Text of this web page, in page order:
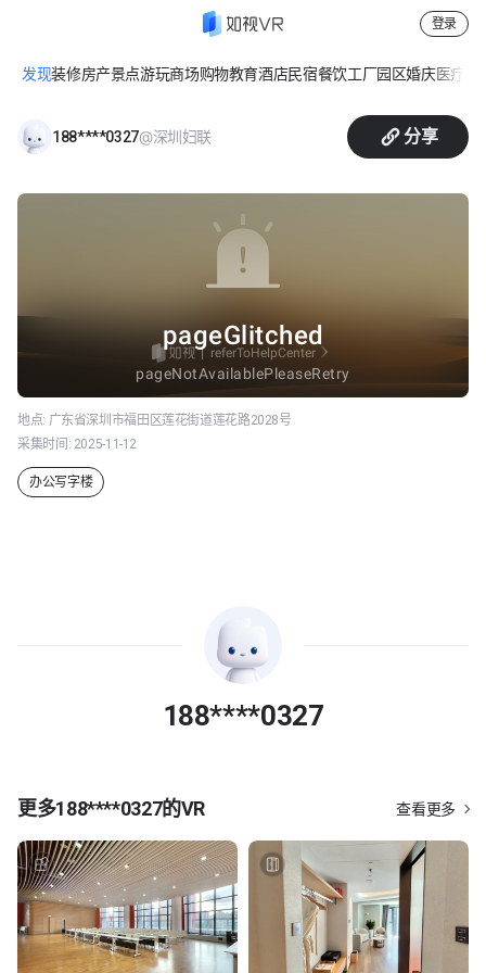
登录
发现装修房产景点游玩商场购物教育酒店民宿餐饮工厂园区婚庆医疗
深圳市妇儿大厦主大堂
188****0327@深圳妇联 分享
地点: 广东省深圳市福田区莲花街道莲花路2028号
采集时间: 2025-11-12
办公写字楼
188****0327
更多188****0327的VR 查看更多